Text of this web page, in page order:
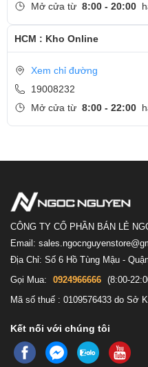
Mở cửa từ 8:00 - 20:00
HCM : Kho Online
Xem chỉ đường
19008232
Mở cửa từ 8:00 - 22:00
CÔNG TY CỔ PHẦN BÁN LẺ
Email:
Địa Chỉ: Số 6 Hồ Tùng Mậu -
Gọi Mua:
0924966666 (8:00-
Mã số thuế : 0109576433 do Sở
Kết nối với chúng tôi